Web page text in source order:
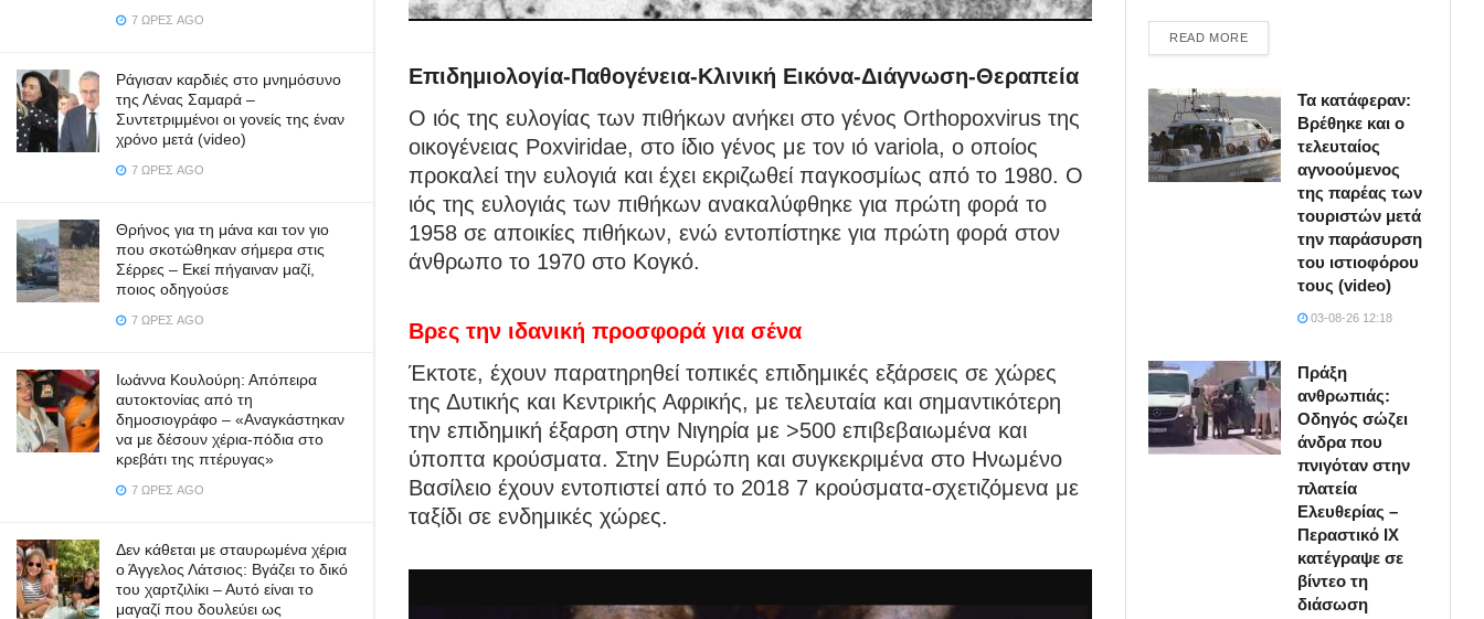
7 ΏΡΕΣ AGO
Ράγισαν καρδιές στο μνημόσυνο
της Λένας Σαμαρά –
Συντετριμμένοι οι γονείς της έναν
χρόνο μετά (video)
7 ΏΡΕΣ AGO
Θρήνος για τη μάνα και τον γιο
που σκοτώθηκαν σήμερα στις
Σέρρες – Εκεί πήγαιναν μαζί,
ποιος οδηγούσε
7 ΏΡΕΣ AGO
Ιωάννα Κουλούρη: Απόπειρα
αυτοκτονίας από τη
δημοσιογράφο – «Aναγκάστηκαν
να με δέσουν χέρια-πόδια στο
κρεβάτι της πτέρυγας»
7 ΏΡΕΣ AGO
Δεν κάθεται με σταυρωμένα χέρια
ο Άγγελος Λάτσιος: Βγάζει το δικό
του χαρτζιλίκι – Αυτό είναι το
μαγαζί που δουλεύει ως
Επιδημιολογία-Παθογένεια-Κλινική Εικόνα-Διάγνωση-Θεραπεία
Ο ιός της ευλογίας των πιθήκων ανήκει στο γένος Orthopoxvirus της
οικογένειας Poxviridae, στο ίδιο γένος με τον ιό variola, ο οποίος
προκαλεί την ευλογιά και έχει εκριζωθεί παγκοσμίως από το 1980. Ο
ιός της ευλογιάς των πιθήκων ανακαλύφθηκε για πρώτη φορά το
1958 σε αποικίες πιθήκων, ενώ εντοπίστηκε για πρώτη φορά στον
άνθρωπο το 1970 στο Κογκό.
Βρες την ιδανική προσφορά για σένα
Έκτοτε, έχουν παρατηρηθεί τοπικές επιδημικές εξάρσεις σε χώρες
της Δυτικής και Κεντρικής Αφρικής, με τελευταία και σημαντικότερη
την επιδημική έξαρση στην Νιγηρία με >500 επιβεβαιωμένα και
ύποπτα κρούσματα. Στην Ευρώπη και συγκεκριμένα στο Ηνωμένο
Βασίλειο έχουν εντοπιστεί από το 2018 7 κρούσματα-σχετιζόμενα με
ταξίδι σε ενδημικές χώρες.
READ MOREDETAILS
Τα κατάφεραν:
Βρέθηκε και ο
τελευταίος
αγνοούμενος
της παρέας των
τουριστών μετά
την παράσυρση
του ιστιοφόρου
τους (video)
03-08-26 12:18
Πράξη
ανθρωπιάς:
Οδηγός σώζει
άνδρα που
πνιγόταν στην
πλατεία
Ελευθερίας –
Περαστικό ΙΧ
κατέγραψε σε
βίντεο τη
διάσωση